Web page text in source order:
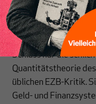
So sehr Schneider
den
Banken- und
Schluss nur die
Quantitätstheorie
üblichen EZB-Kritik.
Geld- und